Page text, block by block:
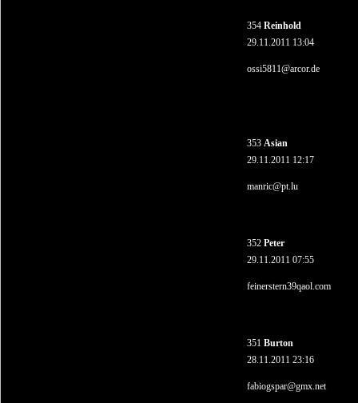
354 Reinhold
29.11.2011 13:04
ossi5811@arcor.de
353 Asian
29.11.2011 12:17
manric@pt.lu
352 Peter
29.11.2011 07:55
feinerstern39qaol.com
351 Burton
28.11.2011 23:16
fabiogspar@gmx.net